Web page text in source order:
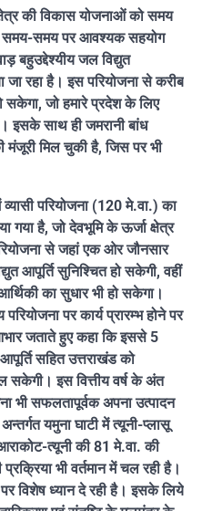
की विकास योजनाओं को समय
समय-समय पर आवश्यक सहयोग
बहुउद्देश्यीय जल विद्युत
जा रहा है। इस परियोजना से करीब
सकेगा, जो हमारे प्रदेश के लिए
इसके साथ ही जमरानी बांध
मंजूरी मिल चुकी है, जिस पर भी
परियोजना (120 मे.वा.) का
गया है, जो देवभूमि के ऊर्जा क्षेत्र
से जहां एक ओर जौनसार
आपूर्ति सुनिश्चित हो सकेगी, वहीं
का सुधार भी हो सकेगा।
पर कार्य प्रारम्भ होने पर
जताते हुए कहा कि इससे 5
सहित उत्तराखंड को
सकेगी। इस वित्तीय वर्ष के अंत
भी सफलतापूर्वक अपना उत्पादन
यमुना घाटी में त्यूनी-प्लासू
त्यूनी की 81 मे.वा. की
भी वर्तमान में चल रही है।
विशेष ध्यान दे रही है। इसके लिये